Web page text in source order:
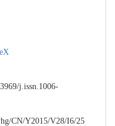
j.issn.1006-
CN/Y2015/V28/I6/25